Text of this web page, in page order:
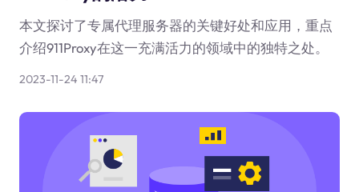
本文探讨了专属代理服务器的关键好处和应用，重点
介绍911Proxy在这一充满活力的领域中的独特之处。
2023-11-24 11:47